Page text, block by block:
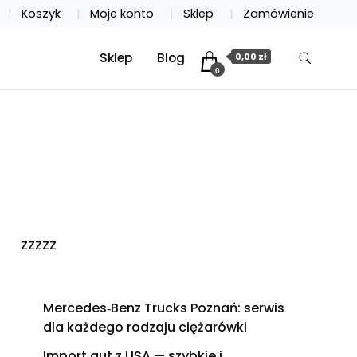
Koszyk Moje konto Sklep Zamówienie
Sklep Blog
0
0,00 zł
zzzzz
Mercedes‑Benz Trucks Poznań: serwis
dla każdego rodzaju ciężarówki